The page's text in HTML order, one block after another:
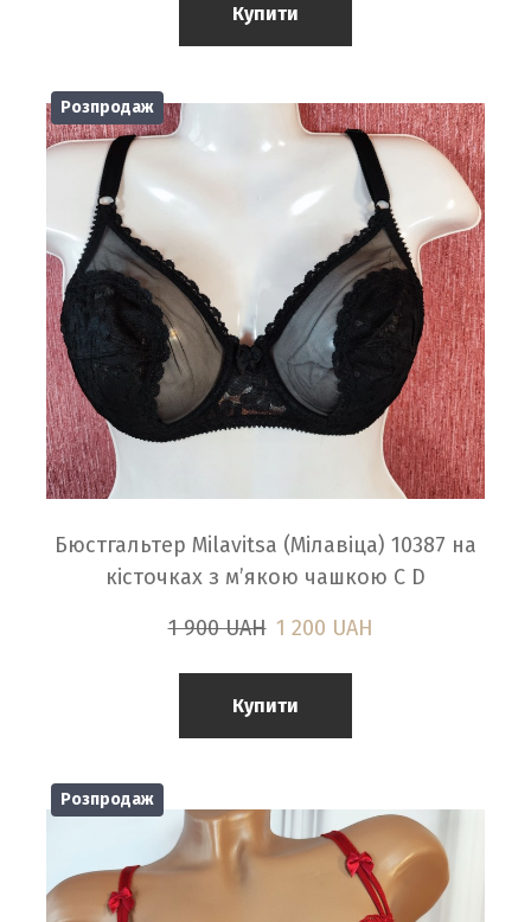
Купити
Розпродаж
Бюстгальтер Milavitsa (Мілавіца) 10387 на
кісточках з м’якою чашкою C D
1 900 UAH 1 200 UAH
Купити
Розпродаж